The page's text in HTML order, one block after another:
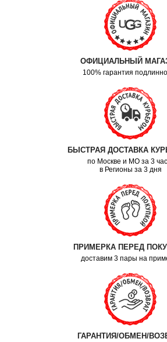
ОФИЦИАЛЬНЫЙ
100% гарантия
БЫСТРАЯ ДОСТАВКА
по Москве и МО за 3
в Регионы за 3 дня
ПРИМЕРКА ПЕРЕД
доставим 3 пары на
ГАРАНТИЯ/ОБМЕН/